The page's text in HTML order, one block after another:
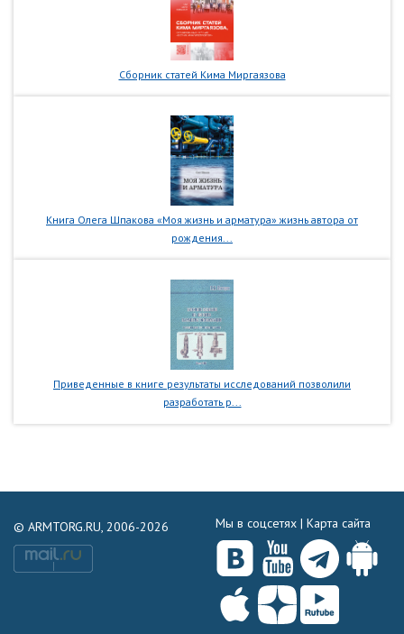
Сборник статей Кима Миргаязова
Книга Олега Шпакова «Моя жизнь и арматура» жизнь автора от
рождения...
Приведенные в книге результаты исследований позволили
разработать р...
© ARMTORG.RU, 2006-2026 Мы в соцсетях | Карта сайта